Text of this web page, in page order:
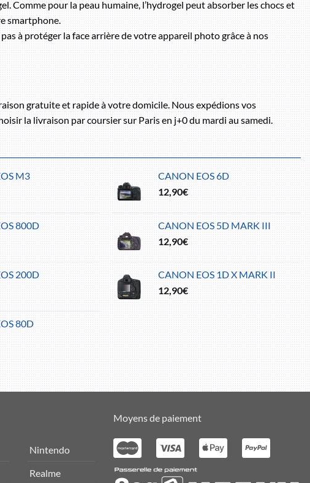
Comme pour la peau humaine, l’hydrogel peut absorber les chocs et
smartphone.
à protéger la face arrière de votre appareil photo grâce à nos
gratuite et rapide à votre domicile. Nous expédions vos
la livraison par coursier sur Paris en j+0 du mardi au samedi.
M3
800D
200D
80D
CANON EOS 6D
12,90€
CANON EOS 5D MARK III
12,90€
CANON EOS 1D X MARK II
12,90€
Nintendo
Realme
Moyens de paiement